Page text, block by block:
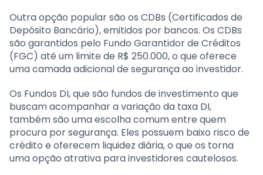
Outra opção popular são os CDBs (Certificados de
Depósito Bancário), emitidos por bancos. Os CDBs
são garantidos pelo Fundo Garantidor de Créditos
(FGC) até um limite de R$ 250.000, o que oferece
uma camada adicional de segurança ao investidor.
Os Fundos DI, que são fundos de investimento que
buscam acompanhar a variação da taxa DI,
também são uma escolha comum entre quem
procura por segurança. Eles possuem baixo risco de
crédito e oferecem liquidez diária, o que os torna
uma opção atrativa para investidores cautelosos.